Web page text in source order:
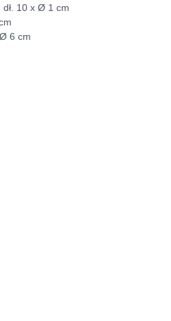
10 x Ø 1 cm
6 cm